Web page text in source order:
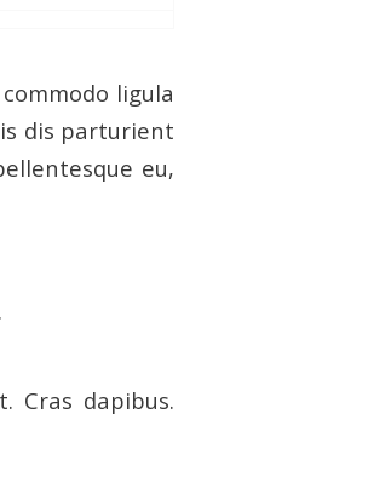
ligula
dis parturient
eu,
Cras dapibus.